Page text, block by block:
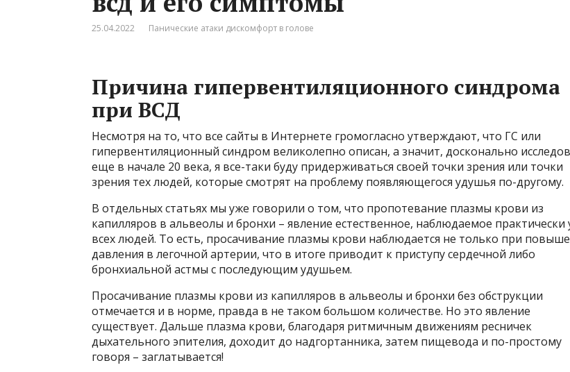
25.04.2022 Панические атаки дискомфорт в голове
Причина гипервентиляционного синдрома
при ВСД
Несмотря на то, что все сайты в Интернете громогласно утверждают, что ГС или
гипервентиляционный синдром великолепно описан, а значит, досконально
еще в начале 20 века, я все-таки буду придерживаться своей точки зрения или точки
зрения тех людей, которые смотрят на проблему появляющегося удушья по-другому.
В отдельных статьях мы уже говорили о том, что пропотевание плазмы крови из
капилляров в альвеолы и бронхи – явление естественное, наблюдаемое практически
всех людей. То есть, просачивание плазмы крови наблюдается не только при
давления в легочной артерии, что в итоге приводит к приступу сердечной либо
бронхиальной астмы с последующим удушьем.
Просачивание плазмы крови из капилляров в альвеолы и бронхи без обструкции
отмечается и в норме, правда в не таком большом количестве. Но это явление
существует. Дальше плазма крови, благодаря ритмичным движениям ресничек
дыхательного эпителия, доходит до надгортанника, затем пищевода и по-простому
говоря – заглатывается!